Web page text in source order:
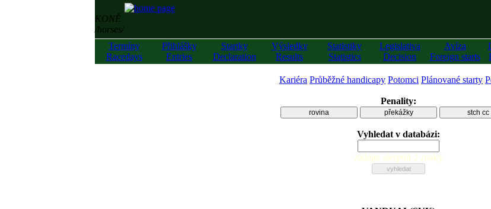
KONĚ
/horses/
Termíny
Racedays
Přihlášky
Entries
Startky
Declaration
Výsledky
Results
Statistiky
Statistics
Legislativa
Decision
Avíza
Foreign starts
Kariéra Průběžné handicapy Potomci Plánované starty
Penality:
rovina překážky stch cc
Vyhledat v databázi:
zadejte alespoň 2 znaky